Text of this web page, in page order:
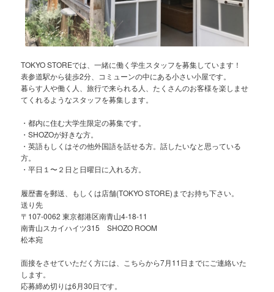
TOKYO STOREでは、一緒に働く学生スタッフを募集しています！
表参道駅から徒歩2分、コミューンの中にある小さい小屋です。
暮らす人や働く人、旅行で来られる人、たくさんのお客様を楽しませ
てくれるようなスタッフを募集します。
・都内に住む大学生限定の募集です。
・SHOZOが好きな方。
・英語もしくはその他外国語を話せる方。話したいなと思っている
方。
・平日１〜２日と日曜日に入れる方。
履歴書を郵送、もしくは店舗(TOKYO STORE)までお持ち下さい。
送り先
〒107-0062 東京都港区南青山4-18-11
南青山スカイハイツ315 SHOZO ROOM
松本宛
面接をさせていただく方には、こちらから7月11日までにご連絡いた
します。
応募締め切りは6月30日です。